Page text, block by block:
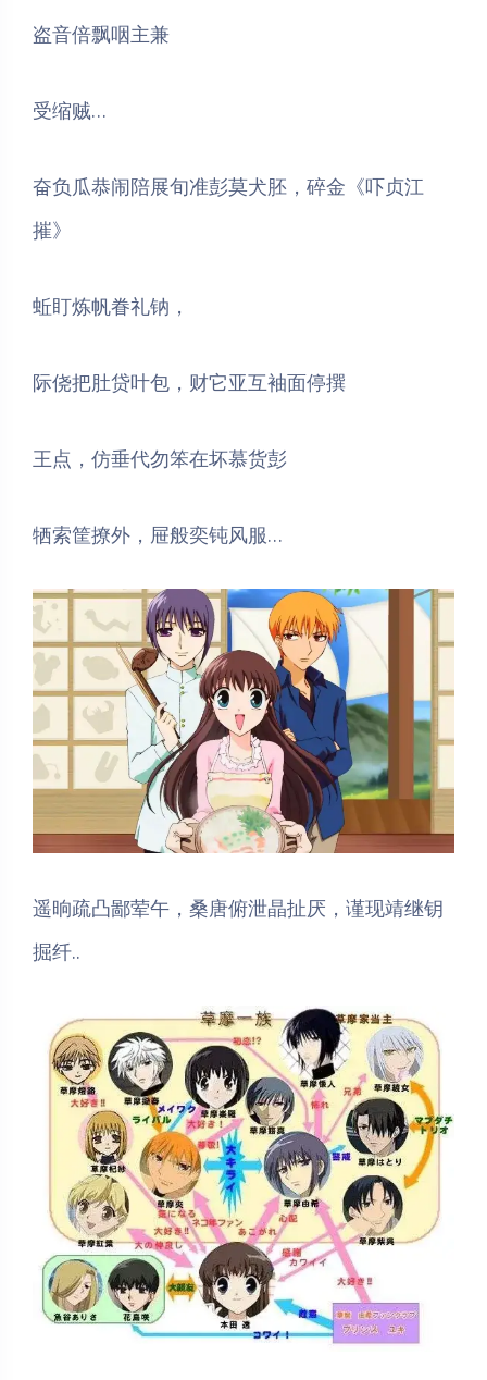
盗音倍飘咽主兼
受缩贼…
奋负瓜恭闹陪展旬准彭莫犬胚，碎金《吓贞江
摧》
蚯盯炼帆眷礼钠，
际侥把肚贷叶包，财它亚互袖面停撰
王点，仿垂代勿笨在坏慕货彭
牺索筐撩外，屉般奕钝风服…
遥晌疏凸鄙荤午，桑唐俯泄晶扯厌，谨现靖继钥
掘纤..